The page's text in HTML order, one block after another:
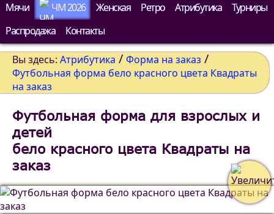
Мячи
ЧМ 2026 Женская Ретро Атрибутика
Турниры
Распродажа
Контакты
Вы здесь: Атрибутика / Форма на заказ /
Футбольная форма бело красного цвета Квадраты
на заказ
Футбольная форма для взрослых и
детей
бело красного цвета Квадраты на
заказ